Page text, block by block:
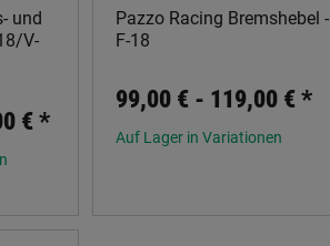
und
V-
€*
Pazzo Racing Bremshebel -
F-18
99,00 € - 119,00 €*
Auf Lager in Variationen